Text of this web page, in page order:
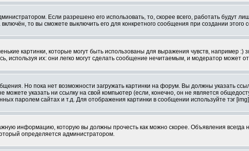
Если разрешено его использовать, то, скорее всего, работать будут
то вы сможете выключить его для конкретного сообщения при создании этого
картинки, которые могут быть использованы для выражения чувств, например :)
используя их: они легко могут сделать сообщение нечитаемым, и модератор может
Но пока нет возможности загружать картинки на форум. Вы должны указать
можете указать ни ссылку на свой компьютер (если, конечно, он не является
паролем сайтах и т.д. Для отображения картинки в сообщении используйте тэг
информацию, которую вы должны прочесть как можно скорее. Объявления
определяется администратором.